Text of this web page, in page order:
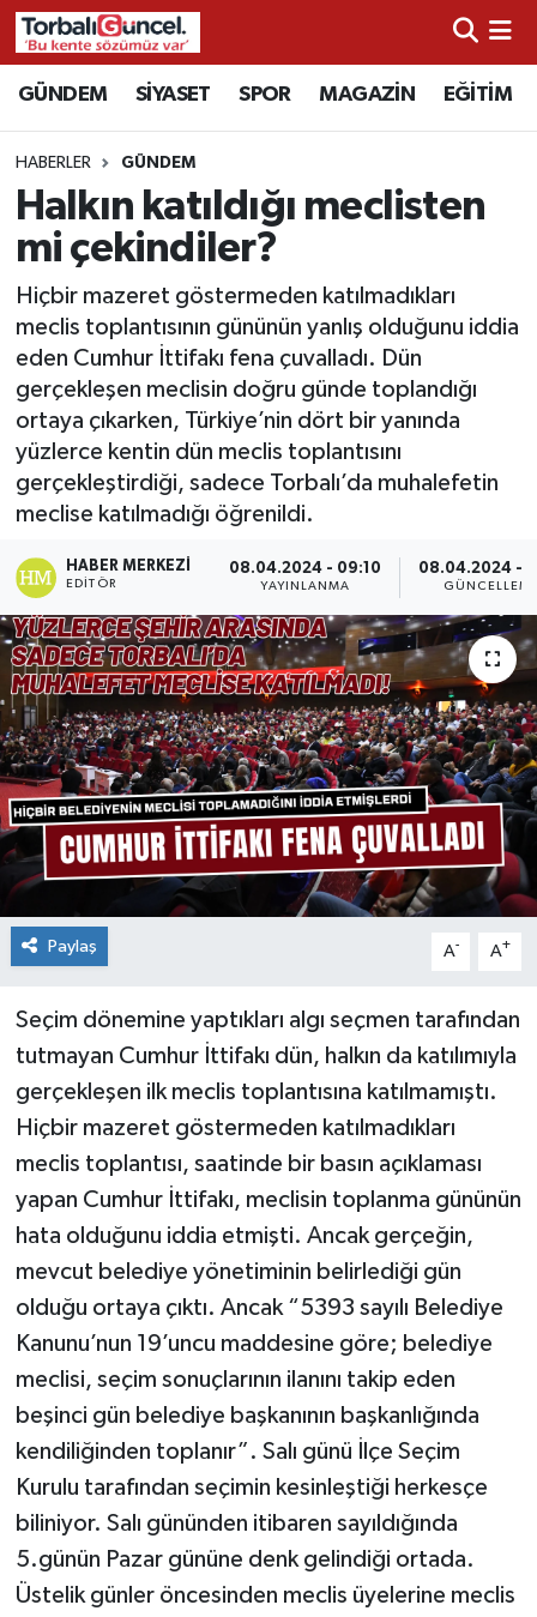
GÜNDEM SİYASET SPOR MAGAZİN EĞİTİM
HABERLER GÜNDEM
Halkın katıldığı meclisten
mi çekindiler?
Hiçbir mazeret göstermeden katılmadıkları
meclis toplantısının gününün yanlış olduğunu iddia
eden Cumhur İttifakı fena çuvalladı. Dün
gerçekleşen meclisin doğru günde toplandığı
ortaya çıkarken, Türkiye’nin dört bir yanında
yüzlerce kentin dün meclis toplantısını
gerçekleştirdiği, sadece Torbalı’da muhalefetin
meclise katılmadığı öğrenildi.
HABER MERKEZI
EDITÖR
08.04.2024 - 09:10
YAYINLANMA
08.04.2024 -
Paylaş A- A+
Seçim dönemine yaptıkları algı seçmen tarafından
tutmayan Cumhur İttifakı dün, halkın da katılımıyla
gerçekleşen ilk meclis toplantısına katılmamıştı.
Hiçbir mazeret göstermeden katılmadıkları
meclis toplantısı, saatinde bir basın açıklaması
yapan Cumhur İttifakı, meclisin toplanma gününün
hata olduğunu iddia etmişti. Ancak gerçeğin,
mevcut belediye yönetiminin belirlediği gün
olduğu ortaya çıktı. Ancak “5393 sayılı Belediye
Kanunu’nun 19’uncu maddesine göre; belediye
meclisi, seçim sonuçlarının ilanını takip eden
beşinci gün belediye başkanının başkanlığında
kendiliğinden toplanır”. Salı günü İlçe Seçim
Kurulu tarafından seçimin kesinleştiği herkesçe
biliniyor. Salı gününden itibaren sayıldığında
5.günün Pazar gününe denk gelindiği ortada.
Üstelik günler öncesinden meclis üyelerine meclis
İzmir Nöbetçi Eczaneler
İzmir Hava Durumu
İzmir Namaz Vakitleri
İzmir Trafik Yoğunluk Haritası
Süper Lig Puan Durumu ve Fikstür
Tüm Manşetler
Son Dakika Haberleri
Haber Arşivi